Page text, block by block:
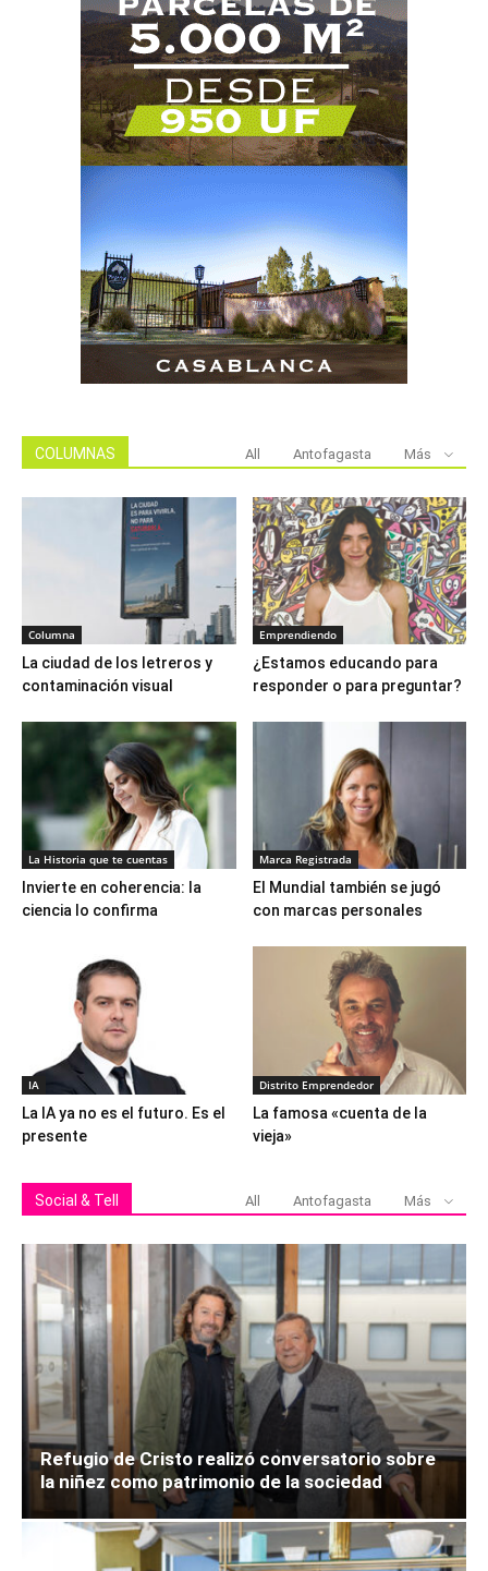
COLUMNAS All Antofagasta Más
Columna
La ciudad de los letreros y
contaminación visual
Emprendiendo
¿Estamos educando para
responder o para preguntar?
La Historia que te cuentas
Invierte en coherencia: la
ciencia lo confirma
Marca Registrada
El Mundial también se jugó
con marcas personales
IA
La IA ya no es el futuro. Es el
presente
Distrito Emprendedor
La famosa «cuenta de la
vieja»
Social & Tell All Antofagasta Más
Refugio de Cristo realizó conversatorio sobre
la niñez como patrimonio de la sociedad